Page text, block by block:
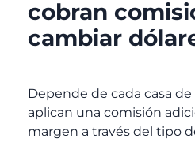
cobran
cambiar
Depende de cada casa
aplican una comisión
margen a través del tipo